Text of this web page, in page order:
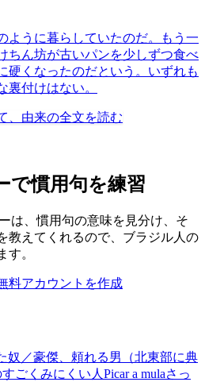
うに暮らしていたのだ。もう一
ちん坊が古いパンを少しずつ食べ
硬くなったのだという。いずれも
裏付けはない。
、由来の全文を読む
で慣用句を練習
は、慣用句の意味を見分け、そ
教えてくれるので、ブラジル人の
す。
料アカウントを作成
奴／豪傑、頼れる男（北東部に典
すごくみにくい人 Picar a mulaさっ